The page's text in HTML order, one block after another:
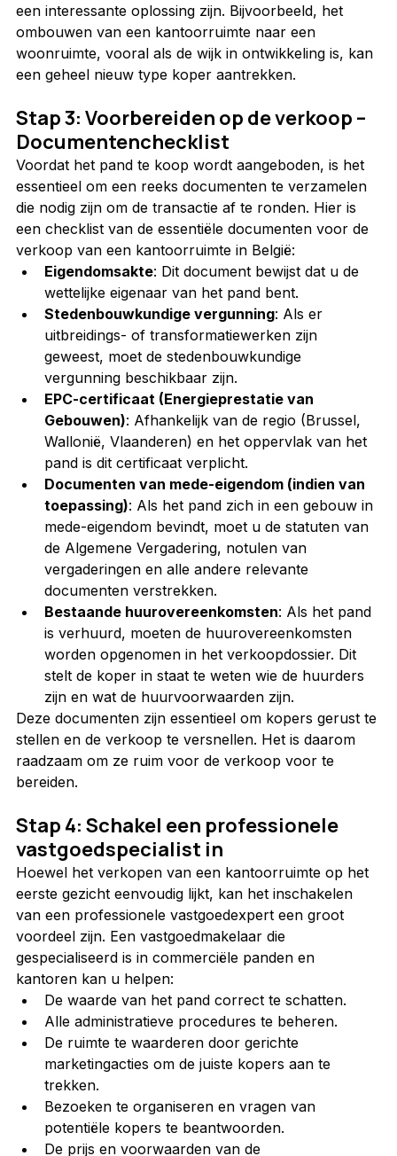
een interessante oplossing zijn. Bijvoorbeeld, het
ombouwen van een kantoorruimte naar een
woonruimte, vooral als de wijk in ontwikkeling is, kan
een geheel nieuw type koper aantrekken.
Stap 3: Voorbereiden op de verkoop –
Documentenchecklist
Voordat het pand te koop wordt aangeboden, is het
essentieel om een reeks documenten te verzamelen
die nodig zijn om de transactie af te ronden. Hier is
een checklist van de essentiële documenten voor de
verkoop van een kantoorruimte in België:
Eigendomsakte: Dit document bewijst dat u de
wettelijke eigenaar van het pand bent.
Stedenbouwkundige vergunning: Als er
uitbreidings- of transformatiewerken zijn
geweest, moet de stedenbouwkundige
vergunning beschikbaar zijn.
EPC-certificaat (Energieprestatie van
Gebouwen): Afhankelijk van de regio (Brussel,
Wallonië, Vlaanderen) en het oppervlak van het
pand is dit certificaat verplicht.
Documenten van mede-eigendom (indien van
toepassing): Als het pand zich in een gebouw in
mede-eigendom bevindt, moet u de statuten van
de Algemene Vergadering, notulen van
vergaderingen en alle andere relevante
documenten verstrekken.
Bestaande huurovereenkomsten: Als het pand
is verhuurd, moeten de huurovereenkomsten
worden opgenomen in het verkoopdossier. Dit
stelt de koper in staat te weten wie de huurders
zijn en wat de huurvoorwaarden zijn.
Deze documenten zijn essentieel om kopers gerust te
stellen en de verkoop te versnellen. Het is daarom
raadzaam om ze ruim voor de verkoop voor te
bereiden.
Stap 4: Schakel een professionele
vastgoedspecialist in
Hoewel het verkopen van een kantoorruimte op het
eerste gezicht eenvoudig lijkt, kan het inschakelen
van een professionele vastgoedexpert een groot
voordeel zijn. Een vastgoedmakelaar die
gespecialiseerd is in commerciële panden en
kantoren kan u helpen:
De waarde van het pand correct te schatten.
Alle administratieve procedures te beheren.
De ruimte te waarderen door gerichte
marketingacties om de juiste kopers aan te
trekken.
Bezoeken te organiseren en vragen van
potentiële kopers te beantwoorden.
De prijs en voorwaarden van de